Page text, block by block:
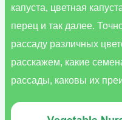
капуста, цветная
перец и так далее.
рассаду различных
расскажем, какие
рассады, каковы их